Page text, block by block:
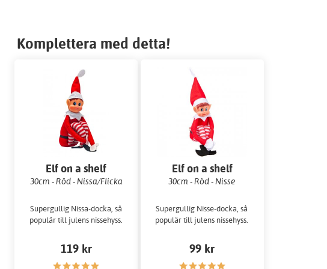
Komplettera med detta!
Elf on a shelf
30cm - Röd - Nissa/Flicka
Supergullig Nissa-docka, så
populär till julens nissehyss.
119 kr
Elf on a shelf
30cm - Röd - Nisse
Supergullig Nisse-docka, så
populär till julens nissehyss.
99 kr